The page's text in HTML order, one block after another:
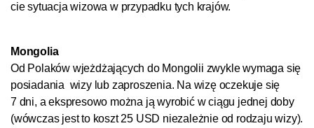
cie sy­tu­a­cja wi­zo­wa w przy­pad­ku tych kra­jów.
Mon­go­lia
Od Po­la­ków wjeż­dża­ją­cych do Mon­go­li­i zwyk­le wy­ma­ga się
posiadania wi­zy lub za­pro­sze­nia. Na wi­zę ocze­ku­je się
7 dni, a eks­pre­so­wo moż­na ją wy­ro­bić w cią­gu jed­nej do­by
(wów­czas jest to koszt 25 USD nie­za­leż­nie od ro­dza­ju wi­zy).